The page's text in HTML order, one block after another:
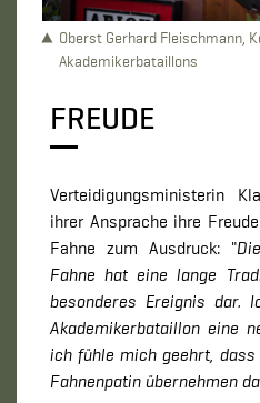
Oberst Gerhard Fleischmann,
Akademikerbataillons
FREUDE
Verteidigungsministerin
ihrer Ansprache ihre
Fahne zum Ausdruck: "
Fahne hat eine lange
besonderes Ereignis dar.
Akademikerbataillon eine
ich fühle mich geehrt,
Fahnenpatin übernehmen